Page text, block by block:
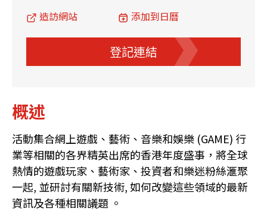
造訪網站 添加到日曆
登記連結
概述
活動集合網上遊戲、藝術、音樂和娛樂 (GAME) 行
業等相關的各界精英出席的香港年度盛事，將全球
熱情的遊戲玩家、藝術家、投資者和樂迷粉絲滙聚
一起, 並研討有關新技術, 如何改變這些領域的最新
資訊及各種相關議題 。